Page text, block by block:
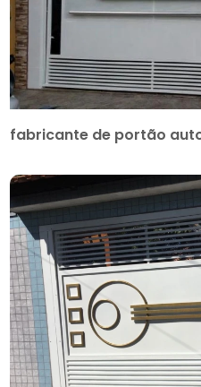
fabricante de portão